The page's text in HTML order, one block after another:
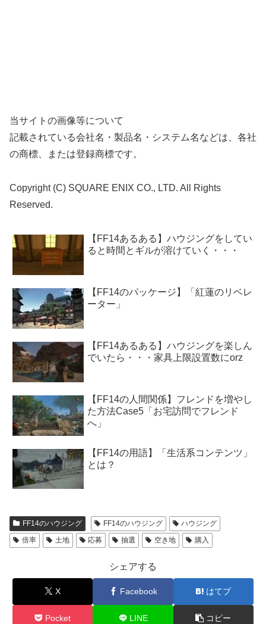
当サイトの画像等について
記載されている会社名・製品名・システム名などは、各社
の商標、または登録商標です。
Copyright (C) SQUARE ENIX CO., LTD. All Rights
Reserved.
【FF14あるある】ハウジングをしてい
ると時間とギルが溶けていく・・・
【FF14のパッケージ】「紅蓮のリベレ
ーター」
【FF14あるある】ハウジングを楽しん
でいたら・・・家具上限設置数にorz
【FF14の人間関係】フレンドを増やし
た方法Case5「お宅訪問でフレンド
へ」
【FF14の用語】「生活系コンテンツ」
とは？
FF14のハウジング FF14のハウジング
ハウジング
倍率
土地 応募 抽選 空き地 購入
シェアする
X Facebook はてブ
Pocket LINE コピー